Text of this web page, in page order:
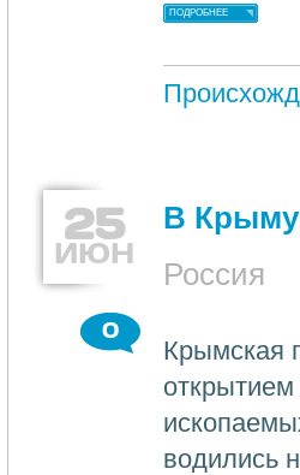
ПОДРОБНЕЕ
25
ИЮН
В Крыму
Россия
0
Крымская
открытием
водились